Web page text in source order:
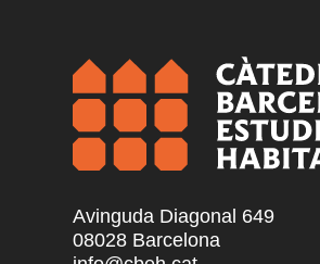
Avinguda Diagonal 649
08028 Barcelona